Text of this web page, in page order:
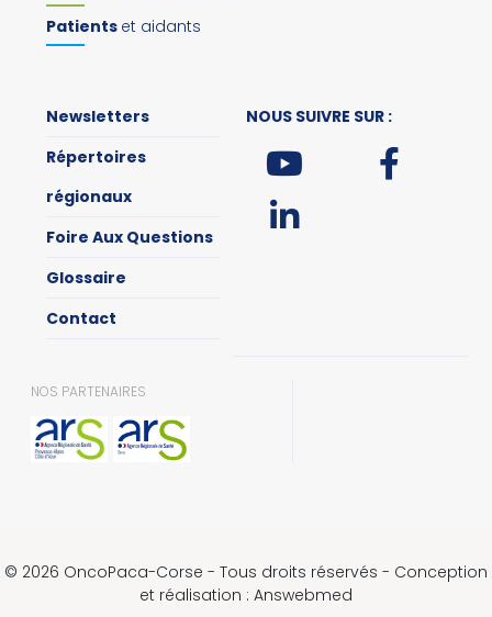
Patients et aidants
Newsletters
Répertoires
régionaux
Foire Aux Questions
Glossaire
Contact
NOUS SUIVRE SUR :
NOS PARTENAIRES
© 2026 OncoPaca-Corse - Tous droits réservés - Conception
et réalisation : Answebmed